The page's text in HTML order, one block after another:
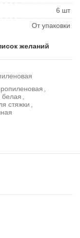
6 шт
От упаковки
желаний
белая
стяжки